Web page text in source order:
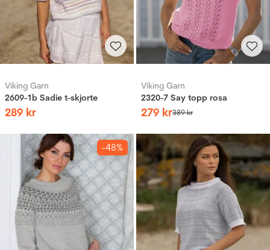
Viking Garn
2609-1b Sadie t-skjorte
289 kr
Viking Garn
2320-7 Say topp rosa
279 kr389kr
-48%